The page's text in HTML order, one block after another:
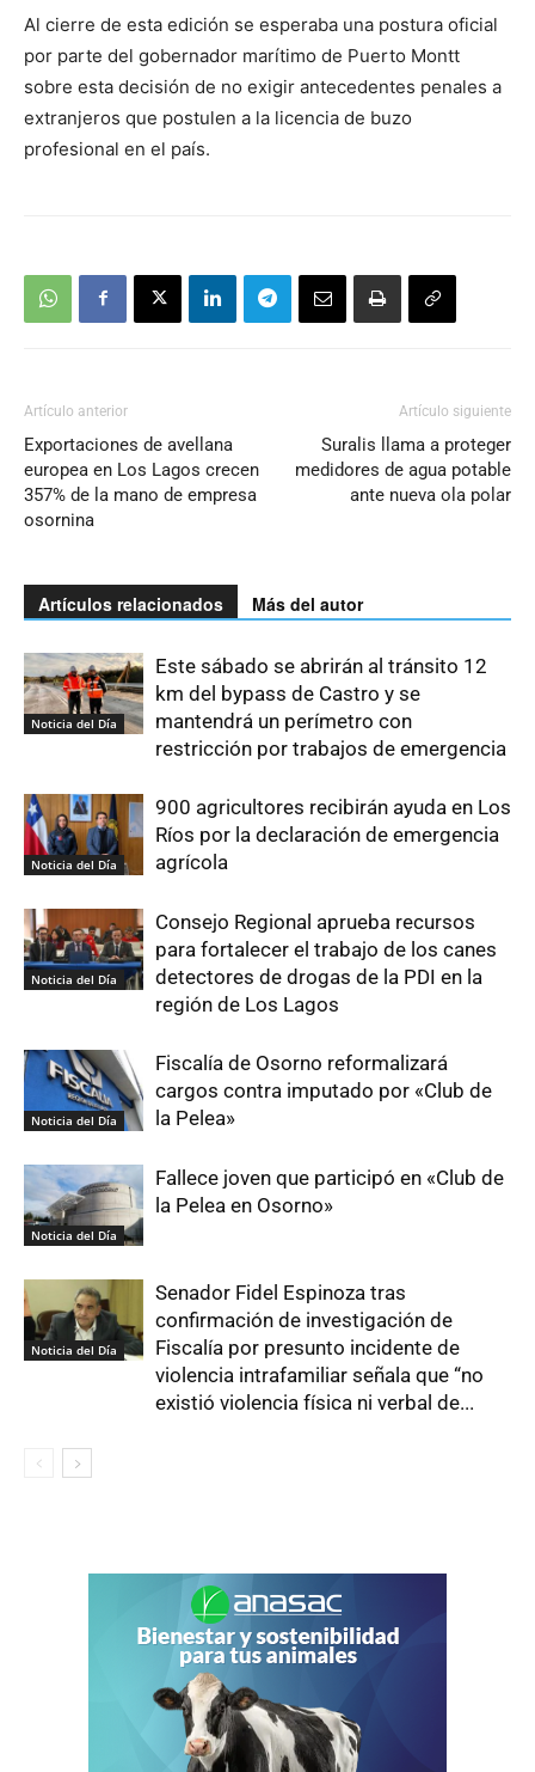
Al cierre de esta edición se esperaba una postura oficial
por parte del gobernador marítimo de Puerto Montt
sobre esta decisión de no exigir antecedentes penales a
extranjeros que postulen a la licencia de buzo
profesional en el país.
Artículo anterior
Exportaciones de avellana
europea en Los Lagos crecen
357% de la mano de empresa
osornina
Artículo siguiente
Suralis llama a proteger
medidores de agua potable
ante nueva ola polar
Artículos relacionados Más del autor
Noticia del Día
Este sábado se abrirán al tránsito 12
km del bypass de Castro y se
mantendrá un perímetro con
restricción por trabajos de emergencia
Noticia del Día
900 agricultores recibirán ayuda en Los
Ríos por la declaración de emergencia
agrícola
Noticia del Día
Consejo Regional aprueba recursos
para fortalecer el trabajo de los canes
detectores de drogas de la PDI en la
región de Los Lagos
Noticia del Día
Fiscalía de Osorno reformalizará
cargos contra imputado por «Club de
la Pelea»
Noticia del Día
Fallece joven que participó en «Club de
la Pelea en Osorno»
Noticia del Día
Senador Fidel Espinoza tras
confirmación de investigación de
Fiscalía por presunto incidente de
violencia intrafamiliar señala que “no
existió violencia física ni verbal de...